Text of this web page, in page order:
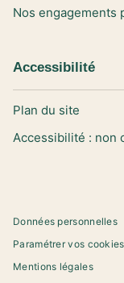
Nos engagements
Accessibilité
Plan du site
Accessibilité : non
Données personnelles
Paramétrer vos cookies
Mentions légales